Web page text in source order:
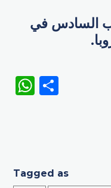
السادس في
WhatsApp
Tagged as